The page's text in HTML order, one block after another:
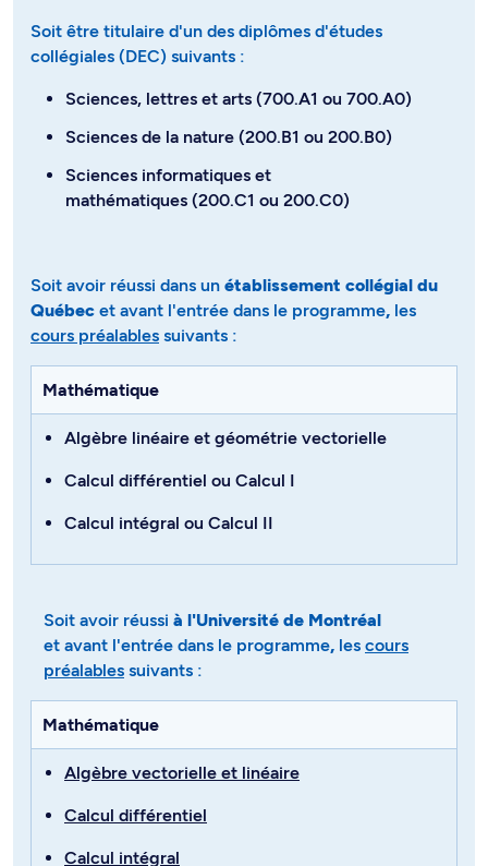
Soit être titulaire d'un des diplômes d'études
collégiales (DEC) suivants :
Sciences, lettres et arts (700.A1 ou 700.A0)
Sciences de la nature (200.B1 ou 200.B0)
Sciences informatiques et
mathématiques (200.C1 ou 200.C0)
Soit avoir réussi dans un établissement collégial du
Québec et avant l'entrée dans le programme, les
cours préalables suivants​​​​​​ :
Mathématique
Algèbre linéaire et géométrie vectorielle
Calcul différentiel ou Calcul I
Calcul intégral ou Calcul II
Soit avoir réussi à l'Université de Montréal
et avant l'entrée dans le programme, les cours
préalables suivants :
Mathématique
Algèbre vectorielle et linéaire
Calcul différentiel
Calcul intégral